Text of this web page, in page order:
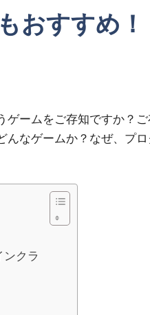
おすすめ！
ームをご存知ですか？
なゲームか？なぜ、プ
クラ